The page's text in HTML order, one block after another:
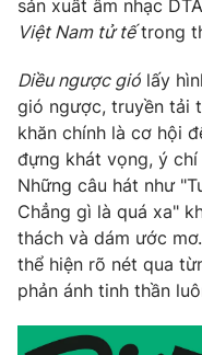
Nhân vật
Khán giả
Giải sao mai
Điện ảnh
Sao
Đời sống
Du lịch
Làm đẹp
Chất lượng cuộc sống
Giáo dục
Tuyển sinh
Học trực tuyến
Công nghệ
Hitech Công nghệ
Sản phẩm
Thị trường
Tư vấn
Giao lưu trực tuyến
Lịch phát sóng
sản xuất âm nhạc
Việt Nam tử tếtrong
Diều ngược gió lấy
gió ngược, truyền tải
khăn chính là cơ hội
đựng khát vọng, ý
Những câu hát như
Chẳng gì là quá xa"
thách và dám ước
thể hiện rõ nét qua
phản ánh tinh thần